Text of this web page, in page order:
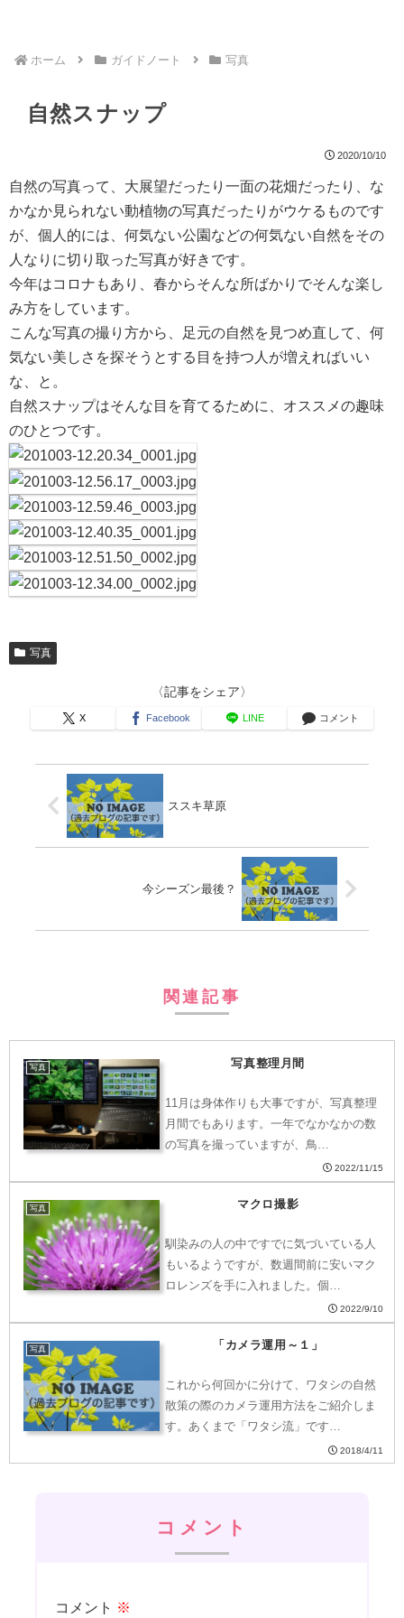
ホーム ガイドノート 写真
自然スナップ
2020/10/10
自然の写真って、大展望だったり一面の花畑だったり、な
かなか見られない動植物の写真だったりがウケるものです
が、個人的には、何気ない公園などの何気ない自然をその
人なりに切り取った写真が好きです。
今年はコロナもあり、春からそんな所ばかりでそんな楽し
み方をしています。
こんな写真の撮り方から、足元の自然を見つめ直して、何
気ない美しさを探そうとする目を持つ人が増えればいい
な、と。
自然スナップはそんな目を育てるために、オススメの趣味
のひとつです。
写真
〈記事をシェア〉
X Facebook LINE コメント
ススキ草原
今シーズン最後？
関連記事
写真 写真整理月間
11月は身体作りも大事ですが、写真整理
月間でもあります。一年でなかなかの数
の写真を撮っていますが、鳥…
2022/11/15
写真 マクロ撮影
馴染みの人の中ですでに気づいている人
もいるようですが、数週間前に安いマク
ロレンズを手に入れました。個…
2022/9/10
写真 「カメラ運用～１」
これから何回かに分けて、ワタシの自然
散策の際のカメラ運用方法をご紹介しま
す。あくまで「ワタシ流」です…
2018/4/11
コメント
コメント ※